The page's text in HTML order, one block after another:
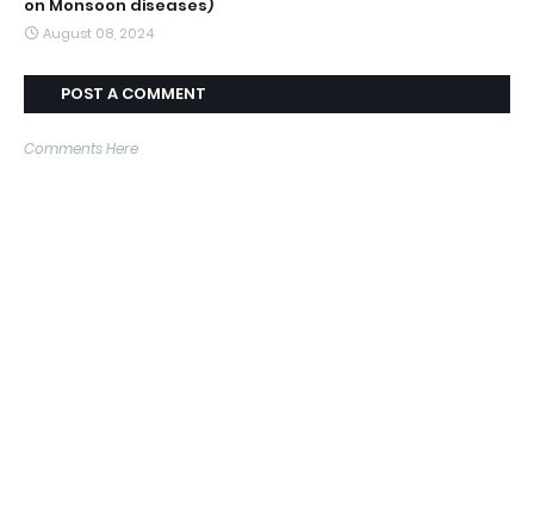
on Monsoon diseases)
August 08, 2024
POST A COMMENT
Comments Here